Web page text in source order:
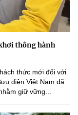
thông hành
thức mới đối với
điện Việt Nam đã
giữ vững...